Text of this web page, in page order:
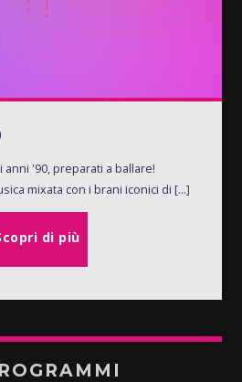
anni '90, preparati a ballare!
mixata con i brani iconici di [...]
di più